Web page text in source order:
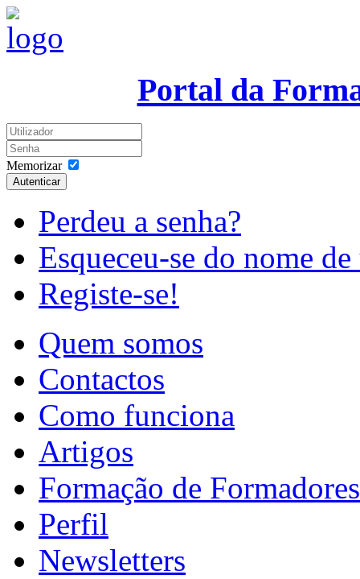
Portal da
Memorizar
Autenticar
Perdeu a senha?
Esqueceu-se do nome
Registe-se!
Quem somos
Contactos
Como funciona
Artigos
Formação de Formadores
Perfil
Newsletters